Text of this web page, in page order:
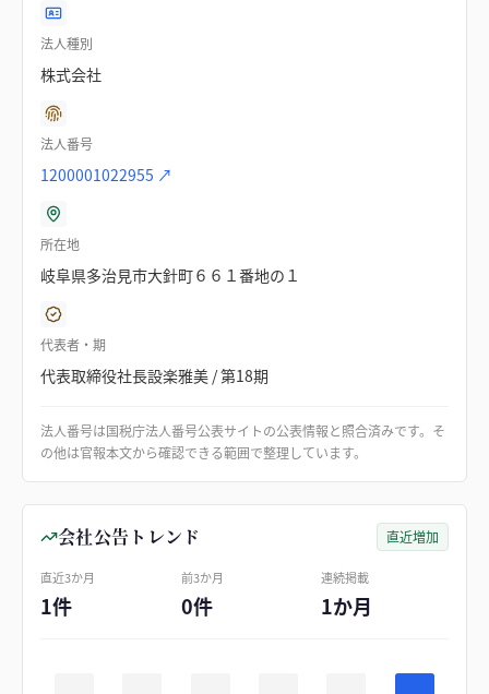
法人種別
株式会社
法人番号
1200001022955 ↗
所在地
岐阜県多治見市大針町６６１番地の１
代表者・期
代表取締役社長設楽雅美 / 第18期
法人番号は国税庁法人番号公表サイトの公表情報と照合済みです。そ
の他は官報本文から確認できる範囲で整理しています。
会社公告トレンド 直近増加
直近3か月
1件
前3か月
0件
連続掲載
1か月